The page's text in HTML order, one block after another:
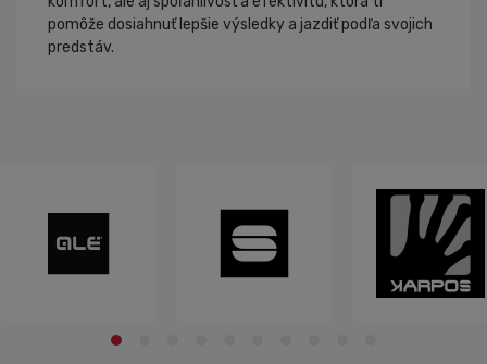
pomôže dosiahnuť lepšie výsledky a jazdiť podľa svojich
predstáv.